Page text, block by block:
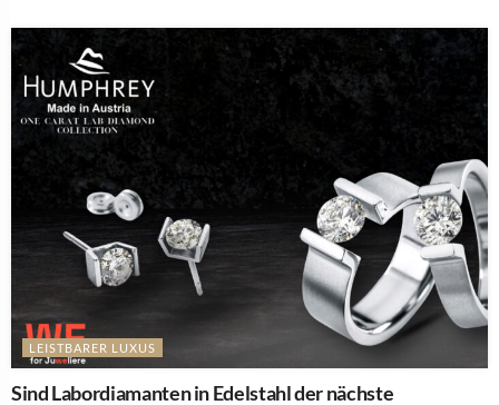
LEISTBARER LUXUS
Sind Labordiamanten in Edelstahl der nächste